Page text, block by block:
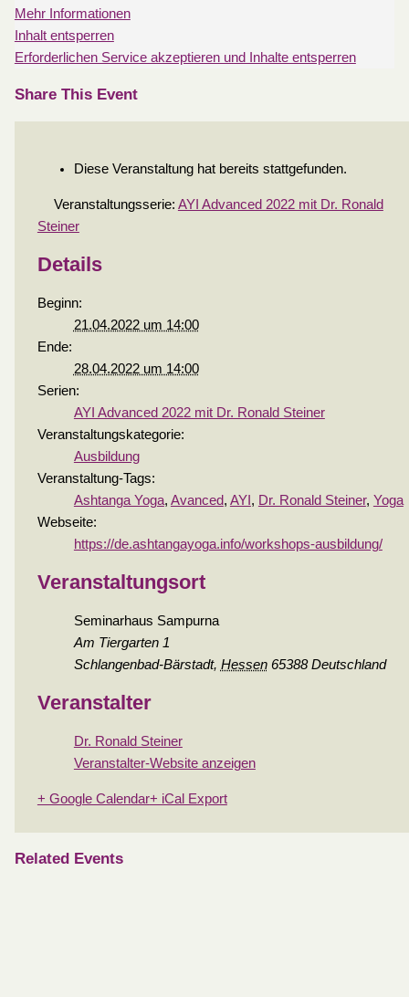
Mehr Informationen
Inhalt entsperren
Erforderlichen Service akzeptieren und Inhalte entsperren
Share This Event
Diese Veranstaltung hat bereits stattgefunden.
Veranstaltungsserie: AYI Advanced 2022 mit Dr. Ronald
Steiner
Details
Beginn:
21.04.2022 um 14:00
Ende:
28.04.2022 um 14:00
Serien:
AYI Advanced 2022 mit Dr. Ronald Steiner
Veranstaltungskategorie:
Ausbildung
Veranstaltung-Tags:
Ashtanga Yoga, Avanced, AYI , Dr. Ronald Steiner, Yoga
Webseite:
https://de.ashtangayoga.info/workshops-ausbildung/
Veranstaltungsort
Seminarhaus Sampurna
Am Tiergarten 1
Schlangenbad-Bärstadt, Hessen 65388 Deutschland
Veranstalter
Dr. Ronald Steiner
Veranstalter-Website anzeigen
+ Google Calendar+ iCal Export
Related Events